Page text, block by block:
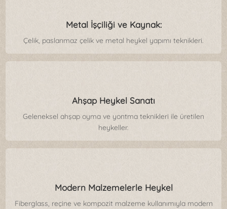
Metal İşçiliği ve Kaynak:
Çelik, paslanmaz çelik ve metal heykel yapımı teknikleri.
Ahşap Heykel Sanatı
Geleneksel ahşap oyma ve yontma teknikleri ile üretilen
heykeller.
Modern Malzemelerle Heykel
Fiberglass, reçine ve kompozit malzeme kullanımıyla modern